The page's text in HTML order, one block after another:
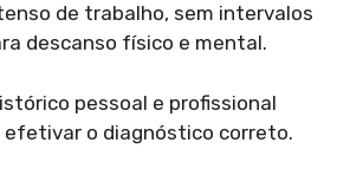
de trabalho, sem intervalos
descanso físico e mental.
pessoal e profissional
efetivar o diagnóstico correto.